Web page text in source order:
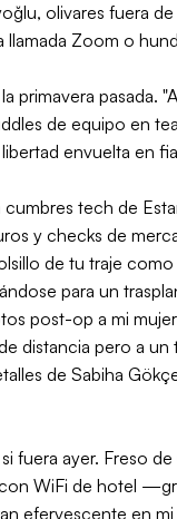
olivares fuera
Zoom o
primavera pasada.
de equipo en
envuelta en
tech de
y checks de
de tu traje
para un
post-op a mi
distancia pero a un
de Sabiha
fuera ayer. Freso
WiFi de hotel
efervescente en mi